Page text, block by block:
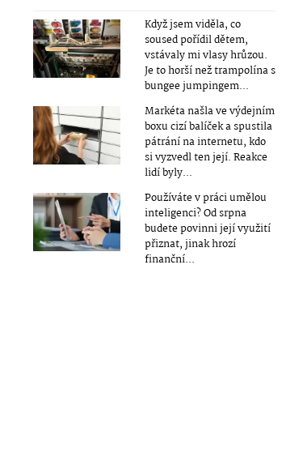
Když jsem viděla, co
soused pořídil dětem,
vstávaly mi vlasy hrůzou.
Je to horší než trampolína s
bungee jumpingem...
Markéta našla ve výdejním
boxu cizí balíček a spustila
pátrání na internetu, kdo
si vyzvedl ten její. Reakce
lidí byly...
Používáte v práci umělou
inteligenci? Od srpna
budete povinni její využití
přiznat, jinak hrozí
finanční...